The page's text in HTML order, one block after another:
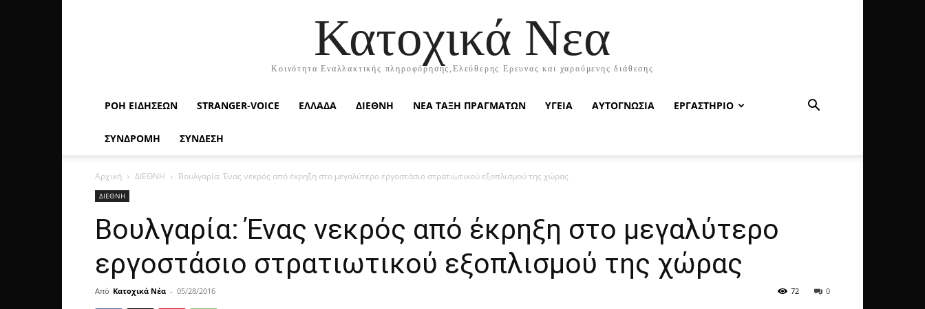
Κατοχικά Νεα
Κοινότητα Εναλλακτικής πληροφόρησης,Ελεύθερης Ερευνας και χαρούμενης διάθεσης
ΡΟΉ ΕΙΔΉΣΕΩΝ STRANGER-VOICE ΕΛΛΑΔΑ ΔΙΕΘΝΗ ΝΕΑ ΤΑΞΗ ΠΡΑΓΜΑΤΩΝ ΥΓΕΙΑ ΑΥΤΟΓΝΩΣΙΑ ΕΡΓΑΣΤΗΡΙΟ
ΣΥΝΔΡΟΜΗ ΣΥΝΔΕΣΗ
Αρχική ΔΙΕΘΝΗ Βουλγαρία: Ένας νεκρός από έκρηξη στο μεγαλύτερο εργοστάσιο στρατιωτικού εξοπλισμού της χώρας
ΔΙΕΘΝΗ
Βουλγαρία: Ένας νεκρός από έκρηξη στο μεγαλύτερο
εργοστάσιο στρατιωτικού εξοπλισμού της χώρας
Από Κατοχικά Νέα - 05/28/2016 0
72